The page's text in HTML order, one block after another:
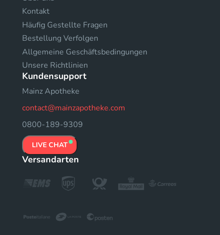
Kontakt
Häufig Gestellte Fragen
Bestellung Verfolgen
Allgemeine Geschäftsbedingungen
Unsere Richtlinien
Kundensupport
Mainz Apotheke
contact@mainzapotheke.com
0800-189-9309
LIVE CHAT
Versandarten